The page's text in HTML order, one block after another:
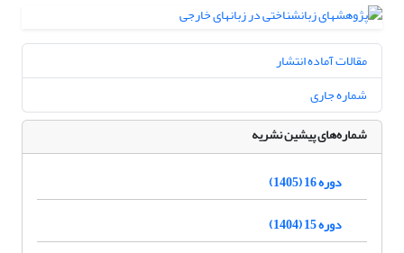
مقالات آماده انتشار
شماره جاری
شماره‌های پیشین نشریه
دوره 16 (1405)
دوره 15 (1404)